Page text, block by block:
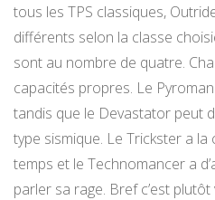
tous les TPS classiques,
différents selon la classe
sont au nombre de quatre.
capacités propres. Le
tandis que le Devastator peut
type sismique. Le Trickster a
temps et le Technomancer a
parler sa rage. Bref c’est